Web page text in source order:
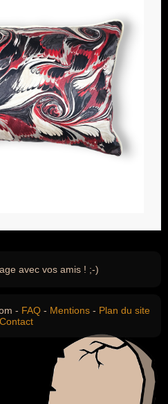
avec vos amis ! ;-)
- FAQ - Mentions - Plan du site
Contact